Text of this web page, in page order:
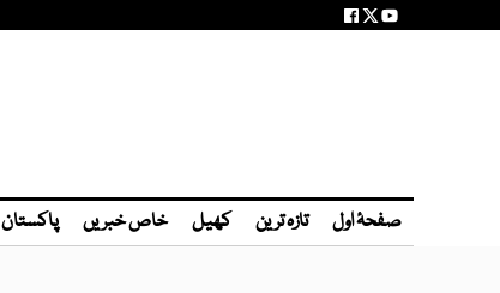
صفحۂ اول تازہ ترین کھیل خاص خبریں پاکستان